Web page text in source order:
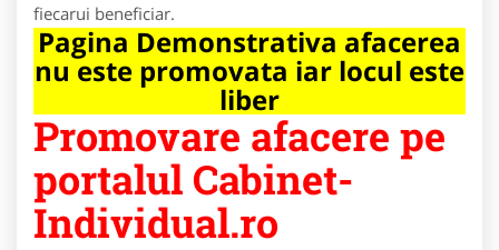
fiecarui beneficiar.
Pagina Demonstrativa afacerea
nu este promovata iar locul este
liber
Promovare afacere pe
portalul Cabinet-
Individual.ro